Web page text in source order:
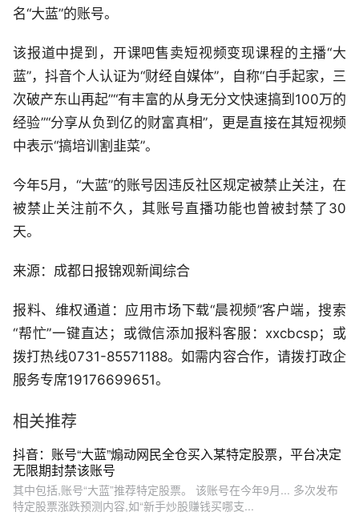
名“大蓝”的账号。
该报道中提到，开课吧售卖短视频变现课程的主播“大
蓝”，抖音个人认证为“财经自媒体”，自称“白手起家，三
次破产东山再起”“有丰富的从身无分文快速搞到100万的
经验”“分享从负到亿的财富真相”，更是直接在其短视频
中表示“搞培训割韭菜”。
今年5月，“大蓝”的账号因违反社区规定被禁止关注，在
被禁止关注前不久，其账号直播功能也曾被封禁了30
天。
来源：成都日报锦观新闻综合
报料、维权通道：应用市场下载“晨视频”客户端，搜索
“帮忙”一键直达；或微信添加报料客服：xxcbcsp；或
拨打热线0731-85571188。如需内容合作，请拨打政企
服务专席19176699651。
相关推荐
抖音：账号“大蓝”煽动网民全仓买入某特定股票，平台决定
无限期封禁该账号
其中包括,账号“大蓝”推荐特定股票。 该账号在今年9月... 多次发布
特定股票涨跌预测内容,如“新手炒股赚钱买哪支...